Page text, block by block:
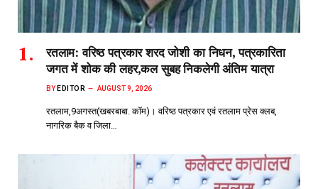
रतलाम: वरिष्ठ पत्रकार शरद जोशी का निधन, पत्रकारिता
जगत में शोक की लहर,कल सुबह निकलेगी अंतिम यात्रा
BY EDITOR AUGUST 9, 2026
रतलाम,9अगस्त(खबरबाबा. कॉम)। वरिष्ठ पत्रकार एवं रतलाम प्रेस क्लब,
नागरिक बैक व जिला…